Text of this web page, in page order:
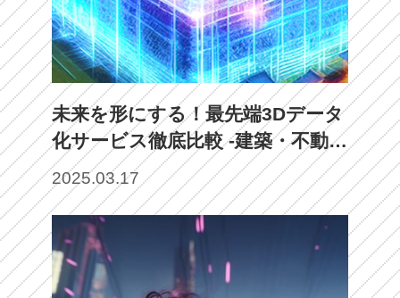
未来を形にする！最先端3Dデータ
化サービス徹底比較 -建築・不動
産・エンタメ・メタバース市場に
革新をもたらす最新技術とは-
2025.03.17